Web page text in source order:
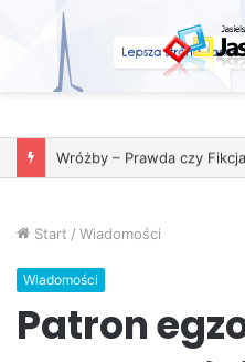
Wróżby – Prawda czy
Start / Wiadomości
Wiadomości
Patron